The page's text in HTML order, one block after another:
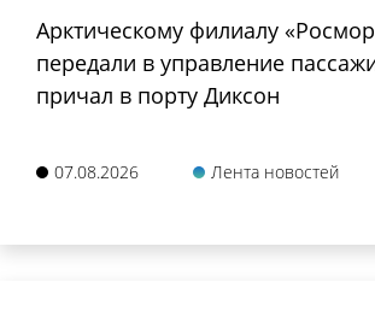
Арктическому филиалу
передали в управление
причал в порту Диксон
07.08.2026 Лента новостей